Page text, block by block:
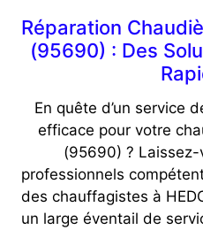
Réparation
(95690) : Des
En quête d’un service
efficace pour votre
(95690) ?
professionnels
des chauffagistes à
un large éventail de